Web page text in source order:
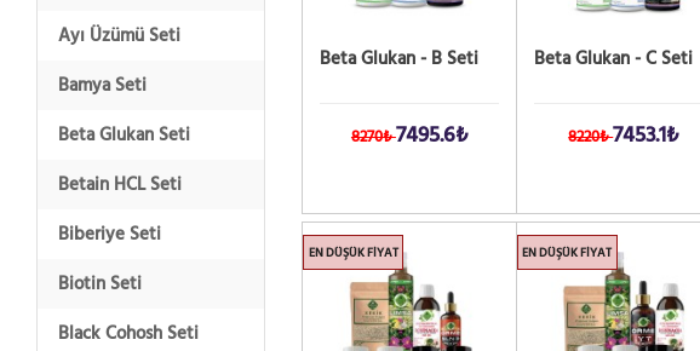
Ayı Üzümü Seti
Bamya Seti
Beta Glukan Seti
Betain HCL Seti
Biberiye Seti
Biotin Seti
Black Cohosh Seti
Beta Glukan - B Seti
8270₺7495.6₺
Beta Glukan - C Seti
8220₺7453.1₺
EN DÜŞÜK FIYAT EN DÜŞÜK FIYAT